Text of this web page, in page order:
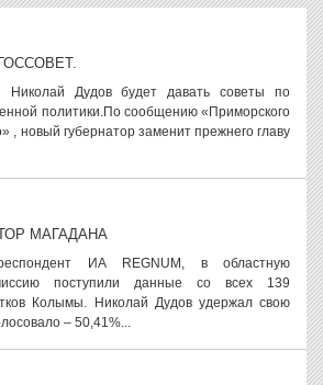
Николай Дудов будет давать советы по
политики.По сообщению «Приморского
, новый губернатор заменит прежнего главу
МАГАДАНА
ИА REGNUM, в областную
поступили данные со всех 139
Колымы. Николай Дудов удержал свою
– 50,41%...